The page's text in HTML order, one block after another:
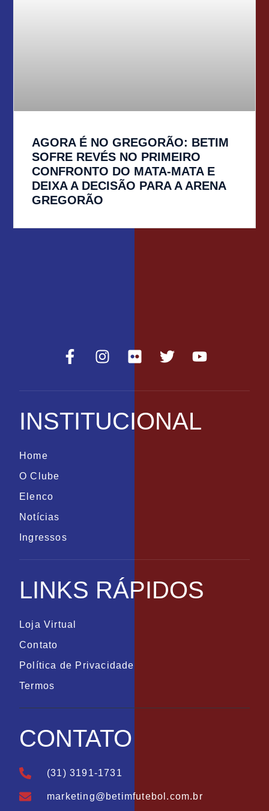
AGORA É NO GREGORÃO: BETIM
SOFRE REVÉS NO PRIMEIRO
CONFRONTO DO MATA-MATA E
DEIXA A DECISÃO PARA A ARENA
GREGORÃO
INSTITUCIONAL
Home
O Clube
Elenco
Notícias
Ingressos
LINKS RÁPIDOS
Loja Virtual
Contato
Política de Privacidade
Termos
CONTATO
(31) 3191-1731
marketing@betimfutebol.com.br